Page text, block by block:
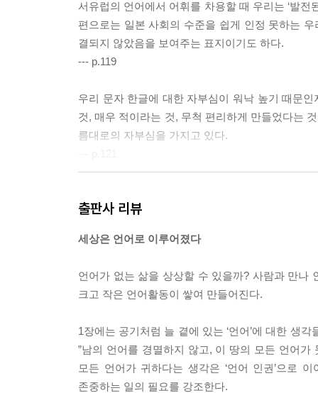
서유럽의 언어에서 어휘를 차용할 때 우리는 ‘발
편으로는 일본 사회의 수준을 쉽게 인정 못하는
결되지 않았음을 보여주는 표지이기도 하다.
--- p.119
우리 문자 한글에 대한 자부심이 워낙 높기 때문
것, 매우 적이라는 것, 무척 편리하게 만들었다는
름대로의 자부심을 가지고 있다.
며 연구를 하고, 이 언어에도 ‘유구한 역사’가 있
한 것이다. 수어가 이제 법적인 공용어가 됨으로써
--- p.182
학번이란 용어가 품고 있는 이런 따뜻한 일면은
이 말은 삽시간에 누군가에게는 ‘넘을 수 없는 장
--- p.214
출판사 리뷰
세상은 언어로 이루어졌다
언어가 없는 삶을 상상할 수 있을까? 사람과 만나
크고 작은 언어활동이 쌓여 만들어진다.
1장에는 공기처럼 늘 곁에 있는 ‘언어’에 대한 생
”남의 언어를 경멸하지 않고, 이 땅의 모든 언어
모든 언어가 귀하다는 생각은 ‘언어 인권’으로
존중하는 일의 필요를 강조한다.